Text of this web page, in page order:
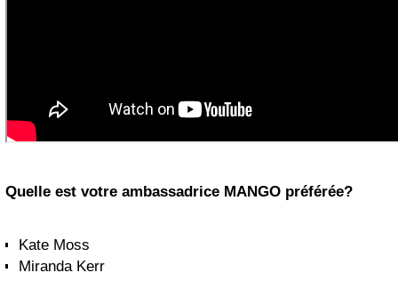
Quelle est votre ambassadrice MANGO préférée?
Kate Moss
Miranda Kerr